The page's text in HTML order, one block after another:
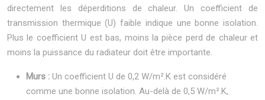
directement les déperditions de chaleur. Un coefficient de
transmission thermique (U) faible indique une bonne isolation.
Plus le coefficient U est bas, moins la pièce perd de chaleur et
moins la puissance du radiateur doit être importante.
Murs : Un coefficient U de 0,2 W/m².K est considéré
comme une bonne isolation. Au-delà de 0,5 W/m².K,